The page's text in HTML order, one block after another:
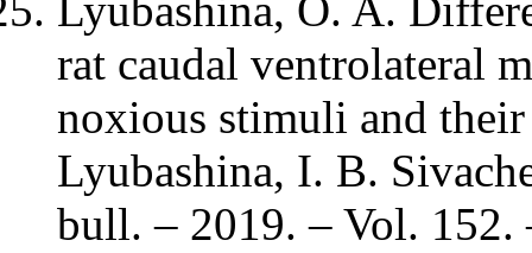
rat caudal ventrolateral
noxious stimuli and
Lyubashina, I. B.
bull. – 2019. – Vol. 152.